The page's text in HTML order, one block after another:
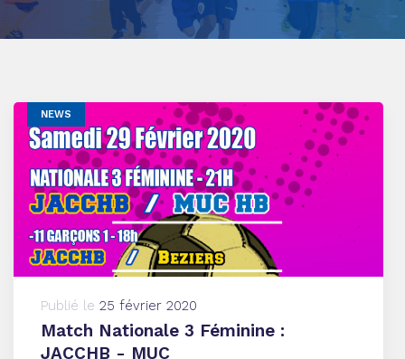
NEWS
Publié le 25 février 2020
Match Nationale 3 Féminine :
JACCHB - MUC